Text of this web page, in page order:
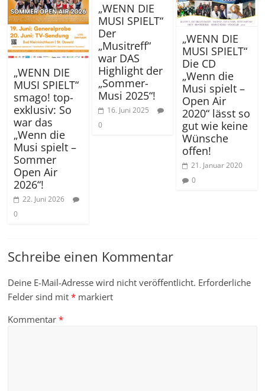
„WENN DIE
MUSI SPIELT“
smago! top-
exklusiv: So
war das
„Wenn die
Musi spielt –
Sommer
Open Air
2026“!
22. Juni 2026
0
„WENN DIE
MUSI SPIELT“
Der
„Musitreff“
war DAS
Highlight der
„Sommer-
Musi 2025“!
16. Juni 2025
0
„WENN DIE
MUSI SPIELT“
Die CD
„Wenn die
Musi spielt –
Open Air
2020“ lässt so
gut wie keine
Wünsche
offen!
21. Januar 2020
0
Schreibe einen Kommentar
Deine E-Mail-Adresse wird nicht veröffentlicht. Erforderliche
Felder sind mit* markiert
Kommentar*